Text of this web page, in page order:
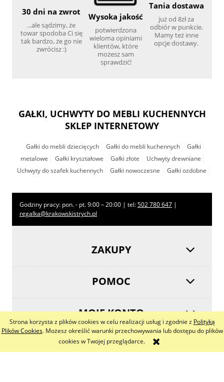
Strona korzysta z plików cookies w celu realizacji usług i zgodnie z Polityką
Plików Cookies. Możesz określić warunki przechowywania lub dostępu do plików
cookies w Twojej przeglądarce.
30 dni na zwrot
...ale sądzimy, że
towar spodoba Ci się
tak bardzo, że go nie
zwrócisz :)
Wysoka jakość
potwierdzona
wieloma opiniami
klientów, które
możesz sam
sprawdzić!
Tania dostawa
już od 8zł za
odbiór w punkcie.
Mamy też inne
opcje dostawy.
GAŁKI, UCHWYTY DO MEBLI KUCHENNYCH
SKLEP INTERNETOWY
Gałki do mebli dziecięcych Gałki do mebli kuchennych
Gałki
metalowe
Gałki kryształowe Gałki złote
Uchwyty drewniane
Uchwyty do szafek kuchennych
Gałki nowoczesne Gałki ozdobne
Godziny pracy: pon. - pt. 9:00 – 20:00 | tel:502 780 647 |
regalka@krakowskistrych.pl
ZAKUPY
POMOC
MOJE KONTO
INFORMACJE